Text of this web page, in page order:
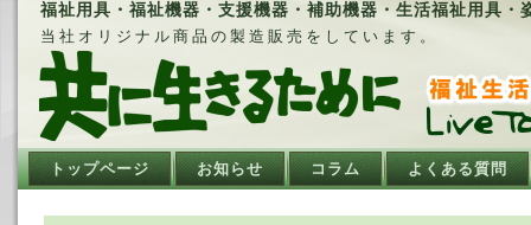
福祉用具・福祉機器・支援機器・補助機器・生活福祉用具
当社オリジナル商品の製造販売をしています。
トップページ お知らせ コラム よくある質問